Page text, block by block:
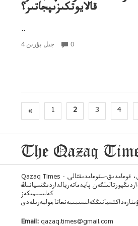
قالايوتكىزىپجاتىر؟
..
4 جىل بۇرىن 0
« 1 2 3 4
Qazaq Times - اقپاراتتىق، قوعامدىق-سقوعامدىقتالى.
پايدماتەريالداردىڭتسيانىڭ
كەلىسىمىكەز
Email: qazaq.times@gmail.com